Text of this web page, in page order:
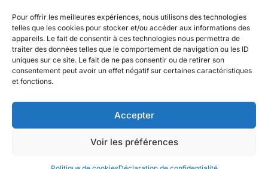
Pour offrir les meilleures expériences, nous utilisons des technologies
telles que les cookies pour stocker et/ou accéder aux informations des
appareils. Le fait de consentir à ces technologies nous permettra de
traiter des données telles que le comportement de navigation ou les ID
uniques sur ce site. Le fait de ne pas consentir ou de retirer son
consentement peut avoir un effet négatif sur certaines caractéristiques
et fonctions.
Accepter
Voir les préférences
NOS COORDONNÉES
ZI de la Moinerie - 8 rue du Roussillon 91220 Bretigny sur Orge
Email: contact@accimoto.com
Standard : +33(0)1 69 88 16 16